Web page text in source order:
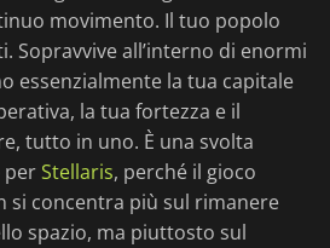
movimento. Il tuo popolo
Sopravvive all’interno di enormi
essenzialmente la tua capitale
la tua fortezza e il
tutto in uno. È una svolta
perStellaris, perché il gioco
si concentra più sul rimanere
spazio, ma piuttosto sul